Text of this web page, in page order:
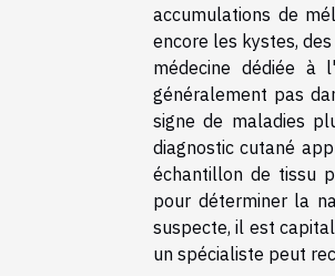
accumulations de
encore les kystes,
médecine dédiée à
généralement pas
signe de maladies
diagnostic cutané
échantillon de tissu
pour déterminer la
suspecte, il est
un spécialiste peut